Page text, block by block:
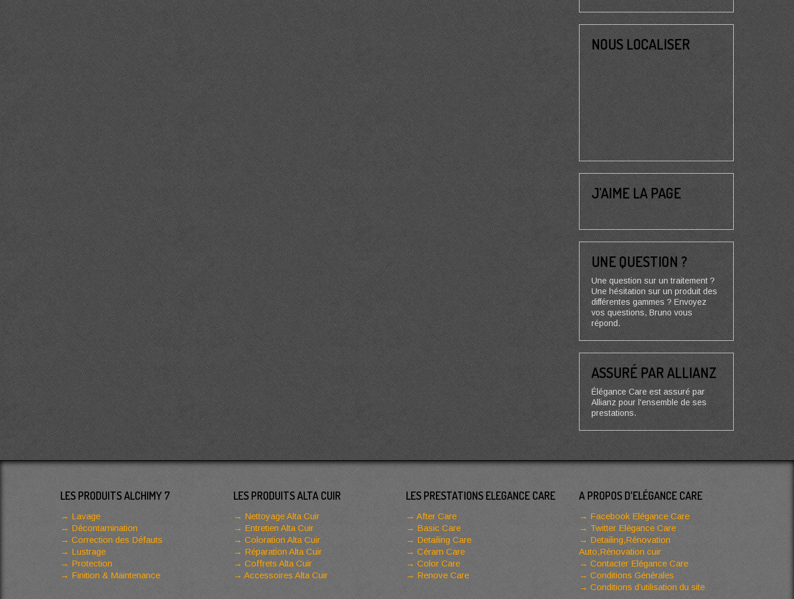
NOUS LOCALISER
J’AIME LA PAGE
UNE QUESTION ?
Une question sur un traitement ?
Une hésitation sur un produit des
différentes gammes ? Envoyez
vos questions, Bruno vous
répond.
ASSURÉ PAR ALLIANZ
Élégance Care est assuré par
Allianz pour l'ensemble de ses
prestations.
LES PRODUITS ALCHIMY 7
Lavage
Décontamination
Correction des Défauts
Lustrage
Protection
Finition & Maintenance
LES PRODUITS ALTA CUIR
Nettoyage Alta Cuir
Entretien Alta Cuir
Coloration Alta Cuir
Réparation Alta Cuir
Coffrets Alta Cuir
Accessoires Alta Cuir
LES PRESTATIONS ELEGANCE CARE
After Care
Basic Care
Detailing Care
Céram Care
Color Care
Renove Care
A PROPOS D'ELÉGANCE CARE
Facebook Elégance Care
Twitter Elégance Care
Detailing,Rénovation
Auto,Rénovation cuir
Contacter Elégance Care
Conditions Générales
Conditions d’utilisation du site